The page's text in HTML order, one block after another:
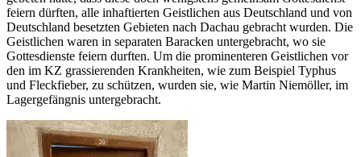
feiern dürften, alle inhaftierten Geistlichen aus Deutschland und von
Deutschland besetzten Gebieten nach Dachau gebracht wurden. Die
Geistlichen waren in separaten Baracken untergebracht, wo sie
Gottesdienste feiern durften. Um die prominenteren Geistlichen vor
den im KZ grassierenden Krankheiten, wie zum Beispiel Typhus
und Fleckfieber, zu schützen, wurden sie, wie Martin Niemöller, im
Lagergefängnis untergebracht.